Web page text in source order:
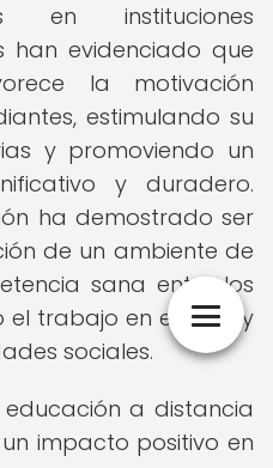
en instituciones
han evidenciado que
la motivación
estimulando su
y promoviendo un
y duradero.
ha demostrado ser
de un ambiente de
sana entre los
el trabajo en equipo y
sociales.
a distancia
impacto positivo en